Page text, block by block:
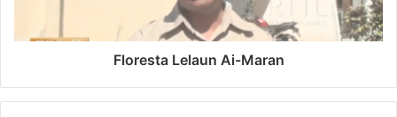
Floresta Lelaun Ai-Maran